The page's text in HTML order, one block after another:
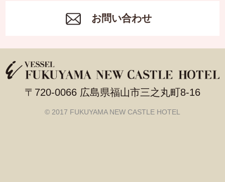
お問い合わせ
〒720-0066 広島県福山市三之丸町8-16
© 2017 FUKUYAMA NEW CASTLE HOTEL